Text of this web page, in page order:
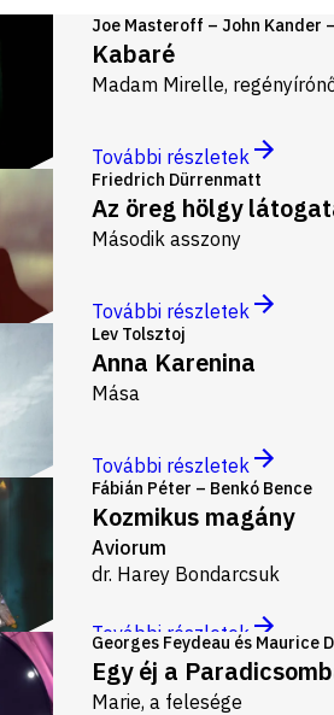
Joe Masteroff – John Kander
Kabaré
Madam Mirelle,
További részletek
Friedrich Dürrenmatt
Az öreg hölgy
Második asszony
További részletek
Lev Tolsztoj
Anna Karenina
Mása
További részletek
Fábián Péter – Benkó Bence
Kozmikus magány
Aviorum
dr. Harey Bondarcsuk
További részletek
Georges Feydeau és Maurice
Egy éj a
Marie, a felesége